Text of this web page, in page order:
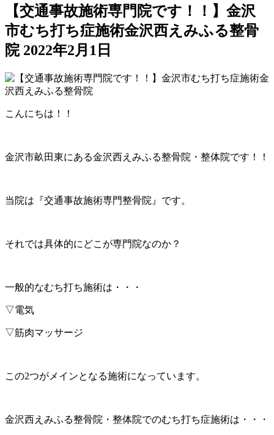
【交通事故施術専門院です！！】金沢
市むち打ち症施術金沢西えみふる整骨
院 2022年2月1日
こんにちは！！
金沢市畝田東にある金沢西えみふる整骨院・整体院です！！
当院は『交通事故施術専門整骨院』です。
それでは具体的にどこが専門院なのか？
一般的なむち打ち施術は・・・
▽電気
▽筋肉マッサージ
この2つがメインとなる施術になっています。
金沢西えみふる整骨院・整体院でのむち打ち症施術は・・・